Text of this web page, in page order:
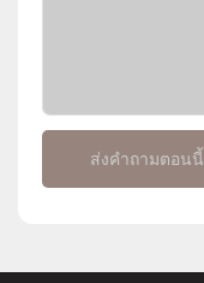
ส่งคำถามตอนนี้